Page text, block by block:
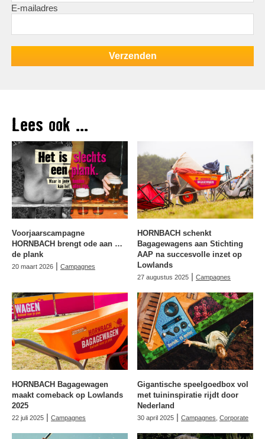
E-mailadres
Lees ook ...
Voorjaarscampagne
HORNBACH brengt ode aan …
de plank
20 maart 2026 | Campagnes
HORNBACH schenkt
Bagagewagens aan Stichting
AAP na succesvolle inzet op
Lowlands
27 augustus 2025 | Campagnes
HORNBACH Bagagewagen
maakt comeback op Lowlands
2025
22 juli 2025 | Campagnes
Gigantische speelgoedbox vol
met tuininspiratie rijdt door
Nederland
30 april 2025 | Campagnes Corporate